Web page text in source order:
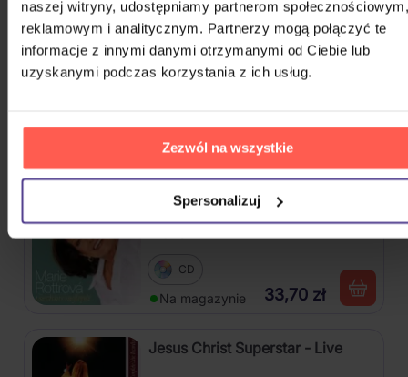
naszej witryny, udostępniamy partnerom społecznościowym,
reklamowym i analitycznym. Partnerzy mogą połączyć te
informacje z innymi danymi otrzymanymi od Ciebie lub
uzyskanymi podczas korzystania z ich usług.
Zezwól na wszystkie
Spersonalizuj
Na magazynie 33,30 zł
Michael Jackson: HIStory, Past
2CD
Na magazynie 77,00 zł
Rottrová Marie - Všechno
nejlepší...
CD
Na magazynie 33,70 zł
Jesus Christ Superstar - Live